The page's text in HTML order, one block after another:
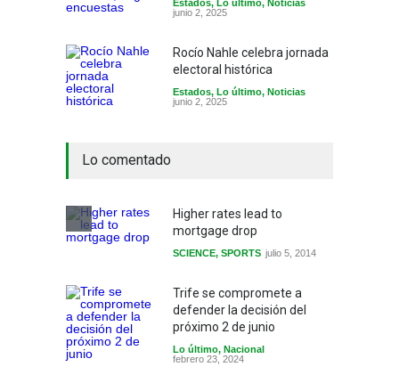
Estados, Lo último, Noticias
junio 2, 2025
Rocío Nahle celebra jornada
electoral histórica
Estados, Lo último, Noticias
junio 2, 2025
Lo comentado
Higher rates lead to
mortgage drop
SCIENCE, SPORTS julio 5, 2014
Trife se compromete a
defender la decisión del
próximo 2 de junio
Lo último, Nacional
febrero 23, 2024